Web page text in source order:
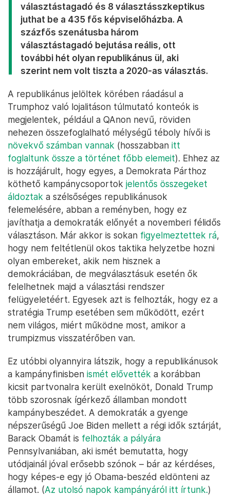
választástagadó és 8 választásszkeptikus
juthat be a 435 fős képviselőházba. A
százfős szenátusba három
választástagadó bejutása reális, ott
további hét olyan republikánus ül, aki
szerint nem volt tiszta a 2020-as választás.
A republikánus jelöltek körében ráadásul a
Trumphoz való lojalitáson túlmutató konteók is
megjelentek, például a QAnon nevű, röviden
nehezen összefoglalható mélységű téboly hívői is
növekvő számban vannak (hosszabban itt
foglaltunk össze a történet főbb elemeit). Ehhez az
is hozzájárult, hogy egyes, a Demokrata Párthoz
köthető kampánycsoportok jelentős összegeket
áldoztak a szélsőséges republikánusok
felemelésére, abban a reményben, hogy ez
javíthatja a demokraták előnyét a novemberi félidős
választáson. Már akkor is sokan figyelmeztettek rá,
hogy nem feltétlenül okos taktika helyzetbe hozni
olyan embereket, akik nem hisznek a
demokráciában, de megválasztásuk esetén ők
felelhetnek majd a választási rendszer
felügyeletéért. Egyesek azt is felhozták, hogy ez a
stratégia Trump esetében sem működött, ezért
nem világos, miért működne most, amikor a
trumpizmus visszatérőben van.
Ez utóbbi olyannyira látszik, hogy a republikánusok
a kampányfinisben ismét elővették a korábban
kicsit partvonalra került exelnököt, Donald Trump
több szorosnak ígérkező államban mondott
kampánybeszédet. A demokraták a gyenge
népszerűségű Joe Biden mellett a régi idők sztárját,
Barack Obamát is felhozták a pályára
Pennsylvaniában, aki ismét bemutatta, hogy
utódjainál jóval erősebb szónok – bár az kérdéses,
hogy képes-e egy jó Obama-beszéd eldönteni az
államot. (Az utolsó napok kampányáról itt írtunk.)